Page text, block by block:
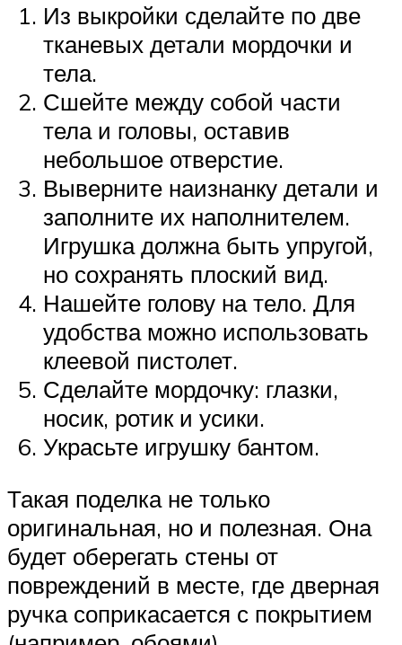
Из выкройки сделайте по две
тканевых детали мордочки и
тела.
Сшейте между собой части
тела и головы, оставив
небольшое отверстие.
Выверните наизнанку детали и
заполните их наполнителем.
Игрушка должна быть упругой,
но сохранять плоский вид.
Нашейте голову на тело. Для
удобства можно использовать
клеевой пистолет.
Сделайте мордочку: глазки,
носик, ротик и усики.
Украсьте игрушку бантом.
Такая поделка не только
оригинальная, но и полезная. Она
будет оберегать стены от
повреждений в месте, где дверная
ручка соприкасается с покрытием